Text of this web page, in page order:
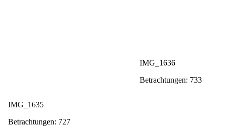
IMG_1635
Betrachtungen: 727
IMG_1636
Betrachtungen: 733